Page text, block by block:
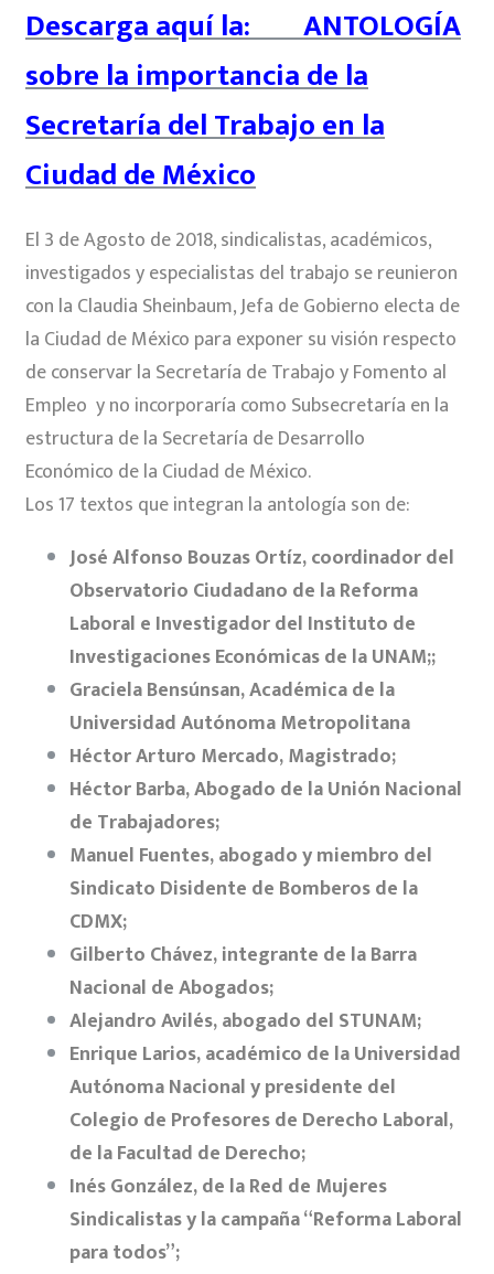
Descarga aquí la: ANTOLOGÍA
sobre la importancia de la
Secretaría del Trabajo en la
Ciudad de México
El 3 de Agosto de 2018, sindicalistas, académicos,
investigados y especialistas del trabajo se reunieron
con la Claudia Sheinbaum, Jefa de Gobierno electa de
la Ciudad de México para exponer su visión respecto
de conservar la Secretaría de Trabajo y Fomento al
Empleo y no incorporaría como Subsecretaría en la
estructura de la Secretaría de Desarrollo
Económico de la Ciudad de México.
Los 17 textos que integran la antología son de:
José Alfonso Bouzas Ortíz, coordinador del
Observatorio Ciudadano de la Reforma
Laboral e Investigador del Instituto de
Investigaciones Económicas de la UNAM;;
Graciela Bensúnsan, Académica de la
Universidad Autónoma Metropolitana
Héctor Arturo Mercado, Magistrado;
Héctor Barba, Abogado de la Unión Nacional
de Trabajadores;
Manuel Fuentes, abogado y miembro del
Sindicato Disidente de Bomberos de la
CDMX;
Gilberto Chávez, integrante de la Barra
Nacional de Abogados;
Alejandro Avilés, abogado del STUNAM;
Enrique Larios, académico de la Universidad
Autónoma Nacional y presidente del
Colegio de Profesores de Derecho Laboral,
de la Facultad de Derecho;
Inés González, de la Red de Mujeres
Sindicalistas y la campaña “Reforma Laboral
para todos”;